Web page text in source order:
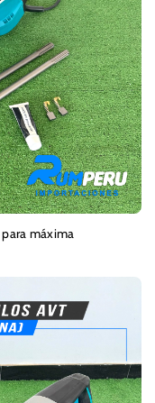
para máxima